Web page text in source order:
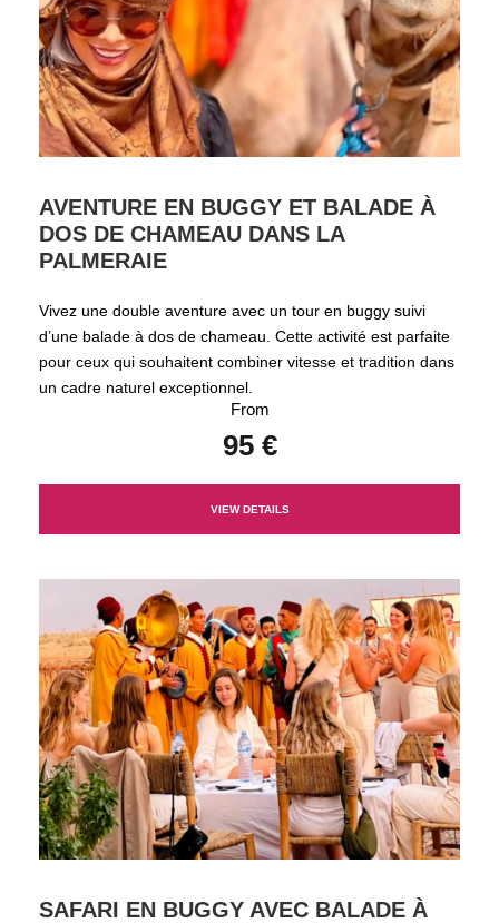
AVENTURE EN BUGGY ET BALADE À
DOS DE CHAMEAU DANS LA
PALMERAIE
Vivez une double aventure avec un tour en buggy suivi
d’une balade à dos de chameau. Cette activité est parfaite
pour ceux qui souhaitent combiner vitesse et tradition dans
un cadre naturel exceptionnel.
From
95 €
VIEW DETAILS
SAFARI EN BUGGY AVEC BALADE À